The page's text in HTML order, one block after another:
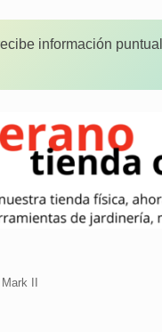
información
II